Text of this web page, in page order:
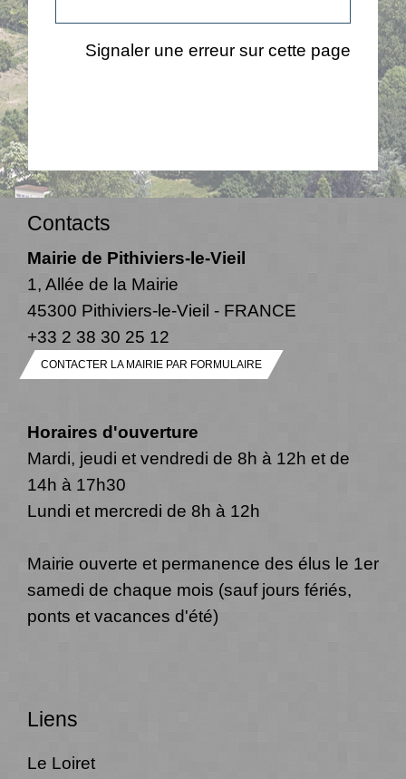
Signaler une erreur sur cette page
Contacts
Mairie de Pithiviers-le-Vieil
1, Allée de la Mairie
45300 Pithiviers-le-Vieil - FRANCE
+33 2 38 30 25 12
CONTACTER LA MAIRIE PAR FORMULAIRE
Horaires d'ouverture
Mardi, jeudi et vendredi de 8h à 12h et de
14h à 17h30
Lundi et mercredi de 8h à 12h
Mairie ouverte et permanence des élus le 1er
samedi de chaque mois (sauf jours fériés,
ponts et vacances d'été)
Liens
Le Loiret